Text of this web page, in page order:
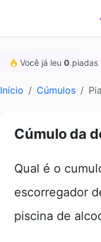
Você já leu 0 piadas
Início Cúmulos
Cúmulo da
Qual é o
escorregador
piscina de